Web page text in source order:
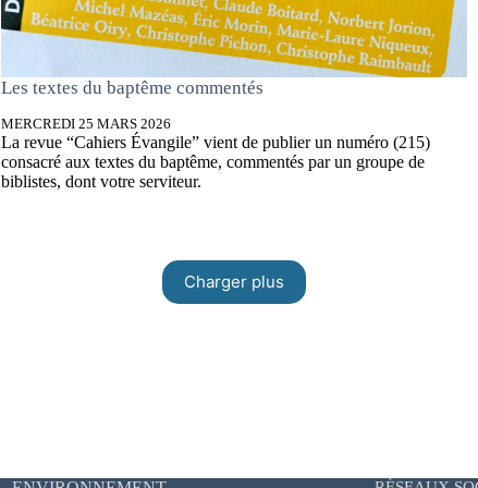
Les textes du baptême commentés
MERCREDI 25 MARS 2026
La revue “Cahiers Évangile” vient de publier un numéro (215)
consacré aux textes du baptême, commentés par un groupe de
biblistes, dont votre serviteur.
Charger plus